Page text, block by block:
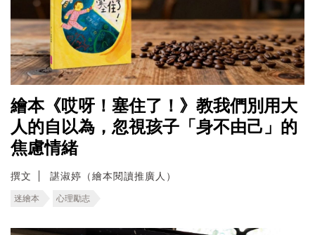
繪本《哎呀！塞住了！》教我們別用大
人的自以為，忽視孩子「身不由己」的
焦慮情緒
撰文 諶淑婷（繪本閱讀推廣人）
迷繪本 心理勵志